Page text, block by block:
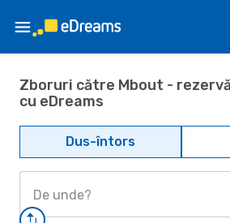
Zboruri către Mbout -
cu eDreams
Dus-întors
De unde?